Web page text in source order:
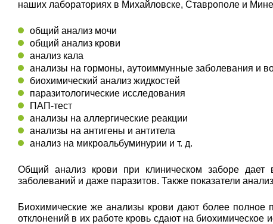
наших лабораториях в Михайловске, Ставрополе и
общий анализ мочи
общий анализ крови
анализ кала
анализы на гормоны, аутоиммунные заболевания и
биохимический анализ жидкостей
паразитологические исследования
ПАП-тест
анализы на аллергические реакции
анализы на антигены и антитела
анализ на микроальбуминурии и т. д.
Общий анализ крови при клиническом заборе дает
заболеваний и даже паразитов. Также показатели
Биохимические же анализы крови дают более полное
отклонений в их работе кровь сдают на биохимическое